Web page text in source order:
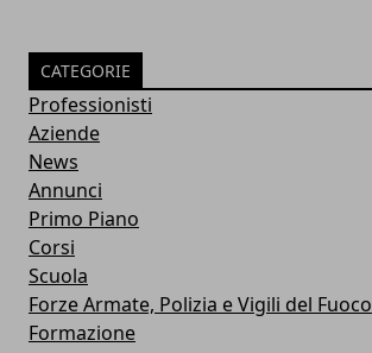
CATEGORIE
Professionisti
Aziende
News
Annunci
Primo Piano
Corsi
Scuola
Forze Armate, Polizia e Vigili del Fuoco
Formazione